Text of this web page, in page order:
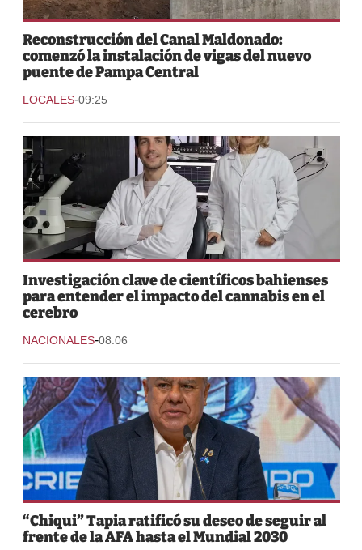
Reconstrucción del Canal Maldonado:
comenzó la instalación de vigas del nuevo
puente de Pampa Central
LOCALES-09:25
Investigación clave de científicos bahienses
para entender el impacto del cannabis en el
cerebro
NACIONALES-08:06
“Chiqui” Tapia ratificó su deseo de seguir al
frente de la AFA hasta el Mundial 2030